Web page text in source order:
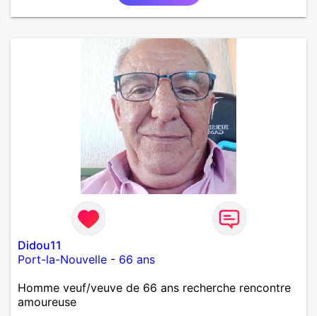
Didou11
Port-la-Nouvelle - 66 ans
Homme veuf/veuve de 66 ans recherche rencontre
amoureuse